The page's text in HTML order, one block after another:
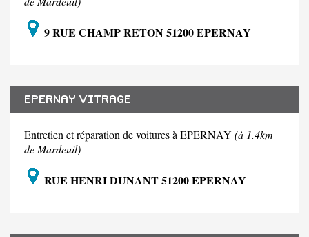
9 RUE CHAMP RETON 51200 EPERNAY
EPERNAY VITRAGE
Entretien et réparation de voitures à EPERNAY (à 1.4km
de Mardeuil)
RUE HENRI DUNANT 51200 EPERNAY